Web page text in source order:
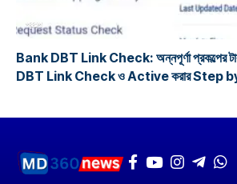
প্রকল্প
Bank DBT Link Check: অন্নপূর্ণা প্রকল্পের
DBT Link Check ও Active করার Step